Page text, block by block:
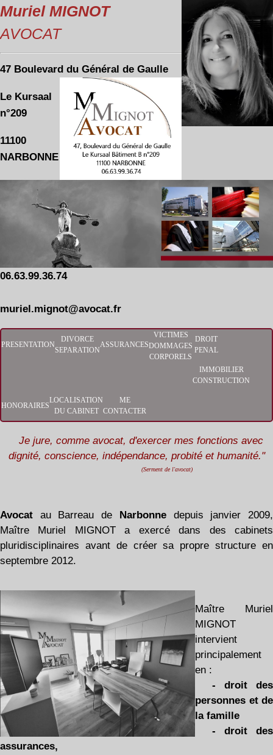
Muriel MIGNOT
AVOCAT
47 Boulevard du Général de Gaulle
Le Kursaal
n°209
11100
NARBONNE
06.63.99.36.74
muriel.mignot@avocat.fr
PRESENTATION
DIVORCE
SEPARATION
ASSURANCES
VICTIMES
DOMMAGES
CORPORELS
DROIT
PENAL
IMMOBILIER
CONSTRUCTION
HONORAIRES
LOCALISATION
DU CABINET
ME
CONTACTER
Je jure, comme avocat, d'exercer mes fonctions avec
dignité, conscience, indépendance, probité et humanité."
(Serment de l'avocat)
Avocat au Barreau de Narbonnedepuis janvier 2009,
Maître Muriel MIGNOT a exercé dans des cabinets
pluridisciplinaires avant de créer sa propre structure en
septembre 2012.
Maître Muriel
MIGNOT
intervient
principalement
en :
- droit des
personnes et de
la famille
- droit des
assurances,